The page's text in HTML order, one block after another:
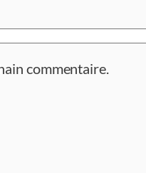
commentaire.